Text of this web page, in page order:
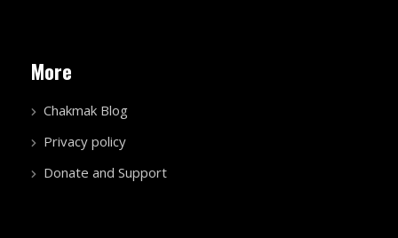
More
Chakmak Blog
Privacy policy
Donate and Support